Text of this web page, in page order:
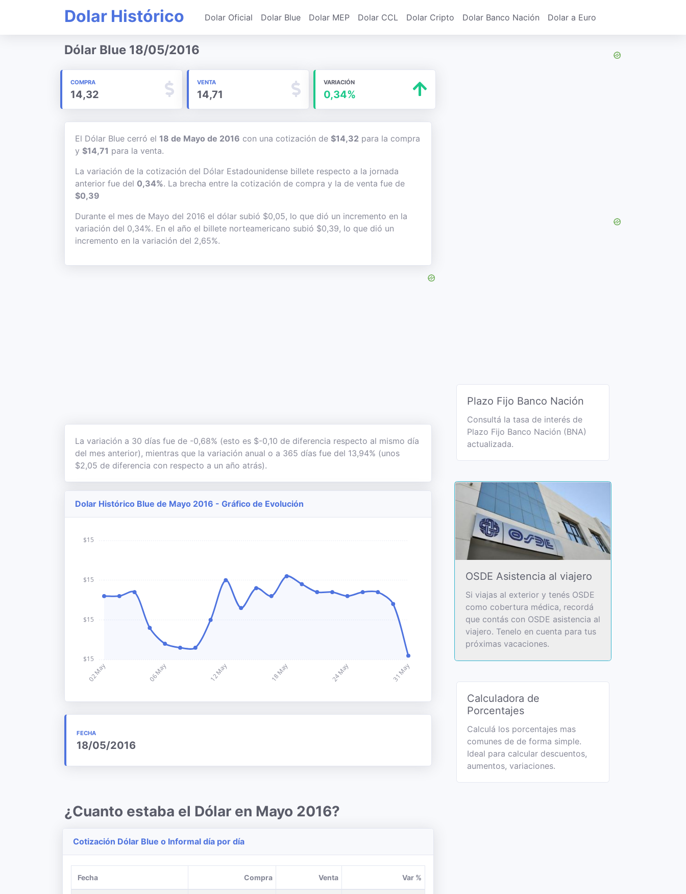
Dolar Histórico Dolar Oficial Dolar Blue Dolar MEP Dolar CCL Dolar Cripto Dolar Banco Nación Dolar a Euro
Dólar Blue 18/05/2016
COMPRA
14,32
VENTA
14,71
VARIACIÓN
0,34%
El Dólar Blue cerró el 18 de Mayo de 2016 con una cotización de $14,32 para la compra
y $14,71 para la venta.
La variación de la cotización del Dólar Estadounidense billete respecto a la jornada
anterior fue del 0,34%. La brecha entre la cotización de compra y la de venta fue de
$0,39
Durante el mes de Mayo del 2016 el dólar subió $0,05, lo que dió un incremento en la
variación del 0,34%. En el año el billete norteamericano subió $0,39, lo que dió un
incremento en la variación del 2,65%.
La variación a 30 días fue de -0,68% (esto es $-0,10 de diferencia respecto al mismo día
del mes anterior), mientras que la variación anual o a 365 días fue del 13,94% (unos
$2,05 de diferencia con respecto a un año atrás).
Dolar Histórico Blue de Mayo 2016 - Gráfico de Evolución
FECHA
18/05/2016
¿Cuanto estaba el Dólar en Mayo 2016?
Cotización Dólar Blue o Informal día por día
Fecha Compra Venta Var %
Plazo Fijo Banco Nación
Consultá la tasa de interés de
Plazo Fijo Banco Nación (BNA)
actualizada.
OSDE Asistencia al viajero
Si viajas al exterior y tenés OSDE
como cobertura médica, recordá
que contás con OSDE asistencia al
viajero. Tenelo en cuenta para tus
próximas vacaciones.
Calculadora de
Porcentajes
Calculá los porcentajes mas
comunes de de forma simple.
Ideal para calcular descuentos,
aumentos, variaciones.